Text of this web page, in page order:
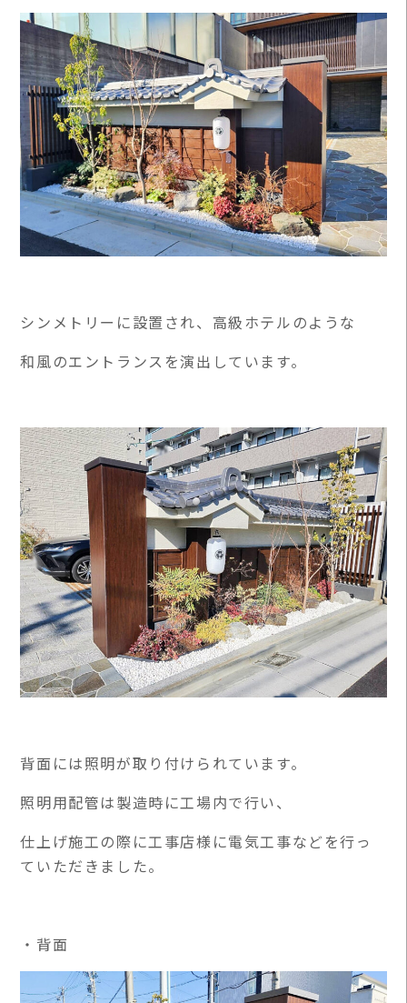
シンメトリーに設置され、高級ホテルのような
和風のエントランスを演出しています。
背面には照明が取り付けられています。
照明用配管は製造時に工場内で行い、
仕上げ施工の際に工事店様に電気工事などを行っ
ていただきました。
・背面